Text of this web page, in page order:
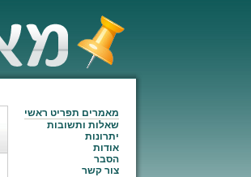
מאמרים תפריט ראשי
שאלות ותשובות
יתרונות
אודות
הסבר
צור קשר